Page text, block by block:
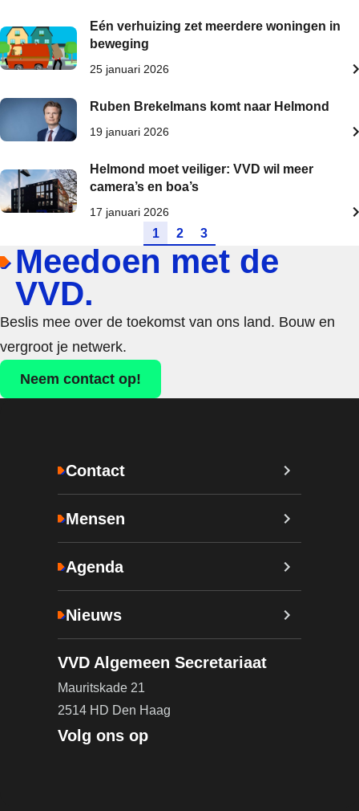
Eén verhuizing zet meerdere woningen in
beweging
25 januari 2026
Ruben Brekelmans komt naar Helmond
19 januari 2026
Helmond moet veiliger: VVD wil meer
camera’s en boa’s
17 januari 2026
Ga naar pagina
1 Ga naar pagina
2 Ga naar pagina
3
Meedoen met de
VVD.
Beslis mee over de toekomst van ons land. Bouw en
vergroot je netwerk.
Neem contact op!
Contact
Mensen
Agenda
Nieuws
VVD Algemeen Secretariaat
Mauritskade 21
2514 HD Den Haag
Volg ons op